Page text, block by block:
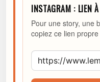
INSTAGRAM : LIEN À
Pour une story, une
copiez ce lien propre